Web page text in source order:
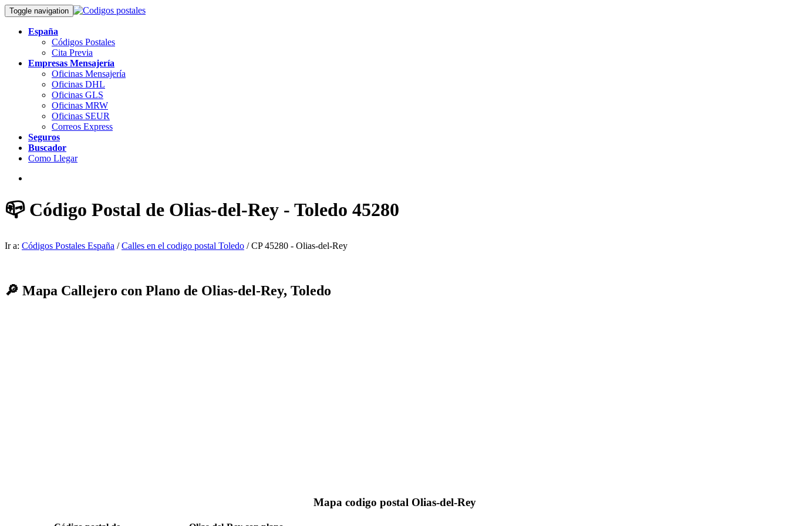
Toggle navigation
España
Códigos Postales
Cita Previa
Empresas Mensajería
Oficinas Mensajería
Oficinas DHL
Oficinas GLS
Oficinas MRW
Oficinas SEUR
Correos Express
Seguros
Buscador
Como Llegar
📪 Código Postal de Olias-del-Rey - Toledo 45280
Ir a: Códigos Postales España /Calles en el codigo postal Toledo / CP 45280 - Olias-del-Rey
🔎 Mapa Callejero con Plano de Olias-del-Rey, Toledo
Mapa codigo postal Olias-del-Rey